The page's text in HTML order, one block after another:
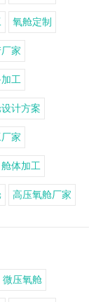
氧舱定制
家
工
计方案
家
舱体加工
高压氧舱厂家
微压氧舱